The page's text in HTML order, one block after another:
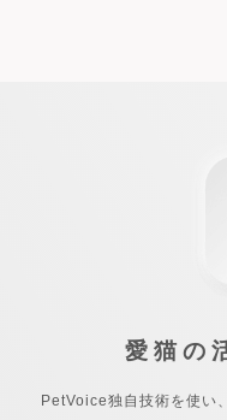
愛猫の
PetVoice独自技術を使い